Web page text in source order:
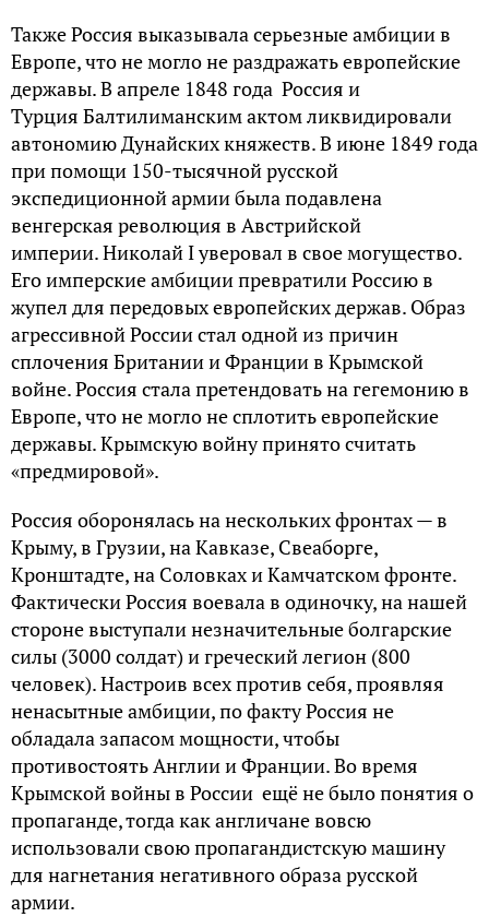
Также Россия выказывала серьезные амбиции в
Европе, что не могло не раздражать европейские
державы. В апреле 1848 года Россия и
Турция Балтилиманским актом ликвидировали
автономию Дунайских княжеств. В июне 1849 года
при помощи 150-тысячной русской
экспедиционной армии была подавлена
венгерская революция в Австрийской
империи. Николай I уверовал в свое могущество.
Его имперские амбиции превратили Россию в
жупел для передовых европейских держав. Образ
агрессивной России стал одной из причин
сплочения Британии и Франции в Крымской
войне. Россия стала претендовать на гегемонию в
Европе, что не могло не сплотить европейские
державы. Крымскую войну принято считать
«предмировой».
Россия оборонялась на нескольких фронтах — в
Крыму, в Грузии, на Кавказе, Свеаборге,
Кронштадте, на Соловках и Камчатском фронте.
Фактически Россия воевала в одиночку, на нашей
стороне выступали незначительные болгарские
силы (3000 солдат) и греческий легион (800
человек). Настроив всех против себя, проявляя
ненасытные амбиции, по факту Россия не
обладала запасом мощности, чтобы
противостоять Англии и Франции. Во время
Крымской войны в России ещё не было понятия о
пропаганде, тогда как англичане вовсю
использовали свою пропагандистскую машину
для нагнетания негативного образа русской
армии.